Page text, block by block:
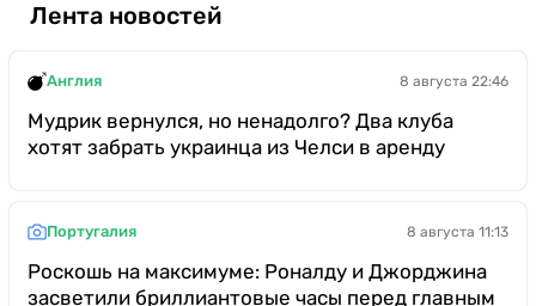
Лента новостей
Англия 8 августа 22:46
Мудрик вернулся, но ненадолго? Два клуба
хотят забрать украинца из Челси в аренду
Португалия 8 августа 11:13
Роскошь на максимуме: Роналду и Джорджина
засветили бриллиантовые часы перед главным